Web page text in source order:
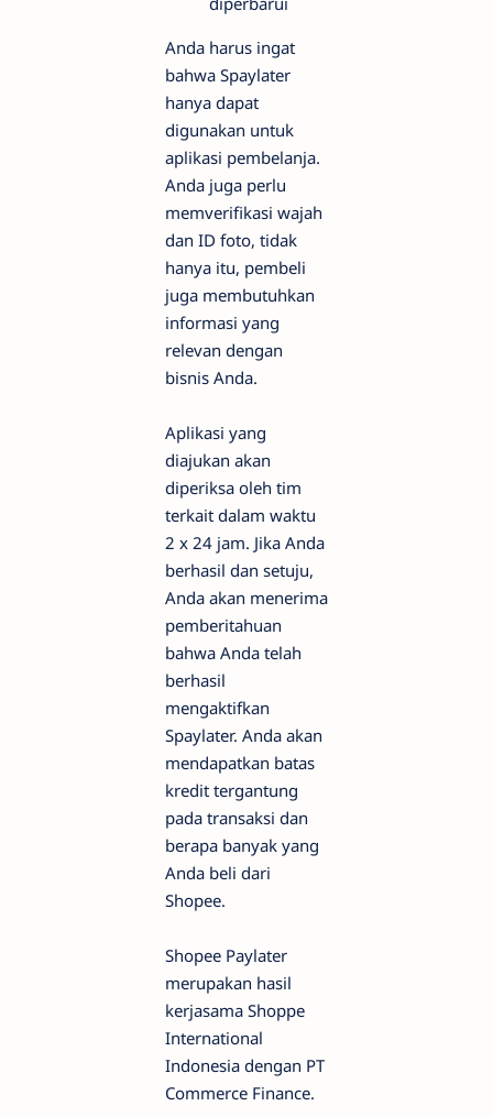
Anda harus ingat
bahwa Spaylater
hanya dapat
digunakan untuk
aplikasi pembelanja.
Anda juga perlu
memverifikasi wajah
dan ID foto, tidak
hanya itu, pembeli
juga membutuhkan
informasi yang
relevan dengan
bisnis Anda.
Aplikasi yang
diajukan akan
diperiksa oleh tim
terkait dalam waktu
2 x 24 jam. Jika Anda
berhasil dan setuju,
Anda akan menerima
pemberitahuan
bahwa Anda telah
berhasil
mengaktifkan
Spaylater. Anda akan
mendapatkan batas
kredit tergantung
pada transaksi dan
berapa banyak yang
Anda beli dari
Shopee.
Shopee Paylater
merupakan hasil
kerjasama Shoppe
International
Indonesia dengan PT
Commerce Finance.